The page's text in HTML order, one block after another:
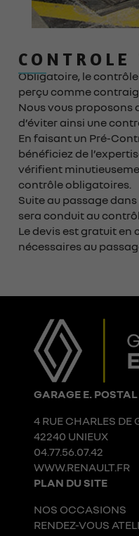
CONTROLE
Obligatoire, le
perçu comme
Nous vous proposons
d’éviter ainsi une
En faisant un Pré-
bénéficiez de
vérifient
contrôle obligatoires.
Suite au passage
sera conduit au
Le devis est gratuit en
nécessaires au
GARAGE E. POSTAL
4 RUE CHARLES DE
42240 UNIEUX
04.77.56.07.42
WWW.RENAULT.FR
PLAN DU SITE
NOS OCCASIONS
RENDEZ-VOUS